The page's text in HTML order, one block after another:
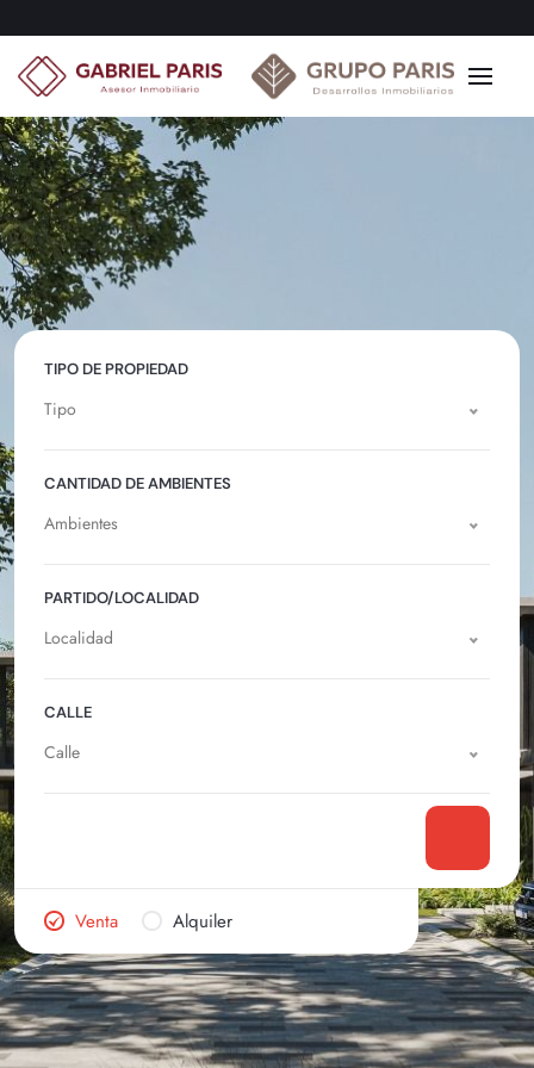
TIPO DE PROPIEDAD
Tipo
CANTIDAD DE AMBIENTES
Ambientes
PARTIDO/LOCALIDAD
Localidad
CALLE
Calle
Venta Alquiler